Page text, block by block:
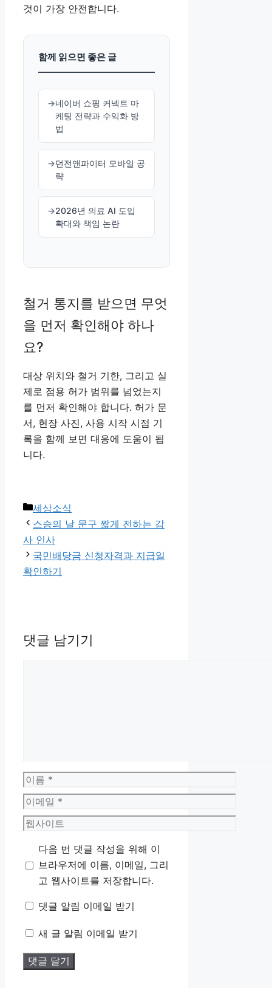
것이 가장 안전합니다.
함께 읽으면 좋은 글
네이버 쇼핑 커넥트 마
케팅 전략과 수익화 방
법
던전앤파이터 모바일 공
략
2026년 의료 AI 도입
확대와 책임 논란
철거 통지를 받으면 무엇
을 먼저 확인해야 하나
요?
대상 위치와 철거 기한, 그리고 실
제로 점용 허가 범위를 넘었는지
를 먼저 확인해야 합니다. 허가 문
서, 현장 사진, 사용 시작 시점 기
록을 함께 보면 대응에 도움이 됩
니다.
카
테
고
리
세상소식
스승의 날 문구 짧게 전하는 감
사 인사
국민배당금 신청자격과 지급일
확인하기
댓글 남기기
이
름
이
메
일
웹
트
다음 번 댓글 작성을 위해 이
브라우저에 이름, 이메일, 그리
고 웹사이트를 저장합니다.
댓글 알림 이메일 받기
새 글 알림 이메일 받기